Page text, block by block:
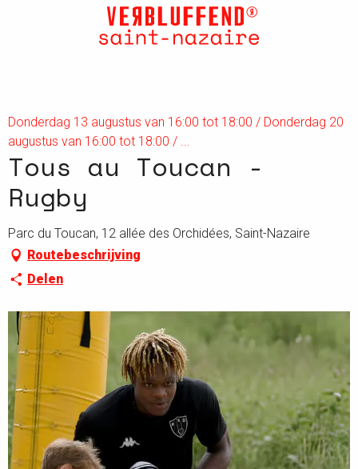
Donderdag 13 augustus van 16:00 tot 18:00 / Donderdag 20
augustus van 16:00 tot 18:00 / ...
Tous au Toucan -
Rugby
Parc du Toucan, 12 allée des Orchidées, Saint-Nazaire
Routebeschrijving
Delen